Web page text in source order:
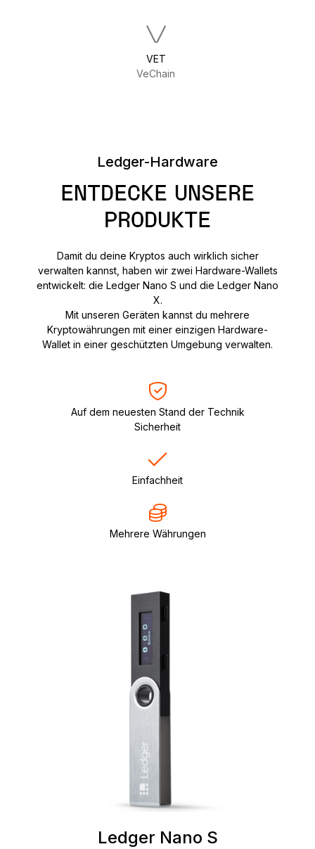
VET
VeChain
Ledger-Hardware
ENTDECKE UNSERE
PRODUKTE
Damit du deine Kryptos auch wirklich sicher
verwalten kannst, haben wir zwei Hardware-Wallets
entwickelt: die Ledger Nano S und die Ledger Nano
X.
Mit unseren Geräten kannst du mehrere
Kryptowährungen mit einer einzigen Hardware-
Wallet in einer geschützten Umgebung verwalten.
Auf dem neuesten Stand der Technik
Sicherheit
Einfachheit
Mehrere Währungen
Ledger Nano S